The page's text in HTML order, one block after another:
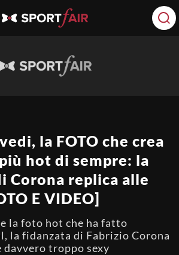
la FOTO che crea
hot di sempre: la
Corona replica alle
E VIDEO]
la foto hot che ha fatto
la fidanzata di Fabrizio Corona
troppo sexy